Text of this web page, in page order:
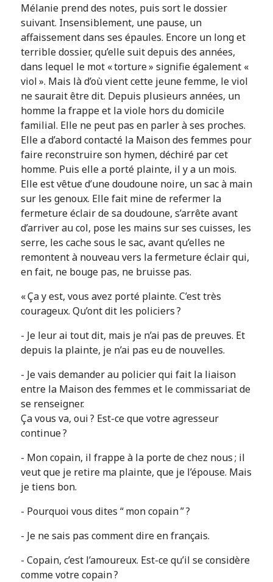
Mélanie prend des notes, puis sort le dossier
suivant. Insensiblement, une pause, un
affaissement dans ses épaules. Encore un long et
terrible dossier, qu’elle suit depuis des années,
dans lequel le mot « torture » signifie également «
viol ». Mais là d’où vient cette jeune femme, le viol
ne saurait être dit. Depuis plusieurs années, un
homme la frappe et la viole hors du domicile
familial. Elle ne peut pas en parler à ses proches.
Elle a d’abord contacté la Maison des femmes pour
faire reconstruire son hymen, déchiré par cet
homme. Puis elle a porté plainte, il y a un mois.
Elle est vêtue d’une doudoune noire, un sac à main
sur les genoux. Elle fait mine de refermer la
fermeture éclair de sa doudoune, s’arrête avant
d’arriver au col, pose les mains sur ses cuisses, les
serre, les cache sous le sac, avant qu’elles ne
remontent à nouveau vers la fermeture éclair qui,
en fait, ne bouge pas, ne bruisse pas.
« Ça y est, vous avez porté plainte. C’est très
courageux. Qu’ont dit les policiers ?
- Je leur ai tout dit, mais je n’ai pas de preuves. Et
depuis la plainte, je n’ai pas eu de nouvelles.
- Je vais demander au policier qui fait la liaison
entre la Maison des femmes et le commissariat de
se renseigner.
Ça vous va, oui ? Est-ce que votre agresseur
continue ?
- Mon copain, il frappe à la porte de chez nous ; il
veut que je retire ma plainte, que je l’épouse. Mais
je tiens bon.
- Pourquoi vous dites “ mon copain ” ?
- Je ne sais pas comment dire en français.
- Copain, c’est l’amoureux. Est-ce qu’il se considère
comme votre copain ?